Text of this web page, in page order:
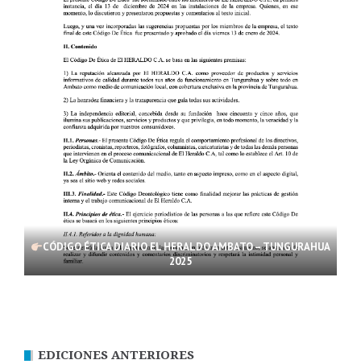
CÓDIGO ÉTICA DIARIO EL HERALDO AMBATO – TUNGURAHUA
2025
EDICIONES ANTERIORES